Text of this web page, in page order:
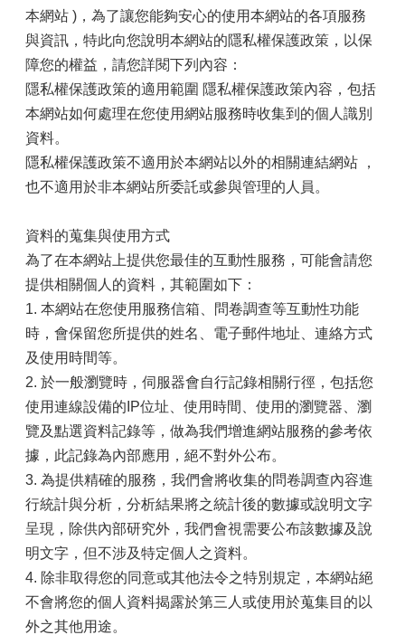
本網站 )，為了讓您能夠安心的使用本網站的各項服務
與資訊，特此向您說明本網站的隱私權保護政策，以保
障您的權益，請您詳閱下列內容：
隱私權保護政策的適用範圍 隱私權保護政策內容，包括
本網站如何處理在您使用網站服務時收集到的個人識別
資料。
隱私權保護政策不適用於本網站以外的相關連結網站 ，
也不適用於非本網站所委託或參與管理的人員。
資料的蒐集與使用方式
為了在本網站上提供您最佳的互動性服務，可能會請您
提供相關個人的資料，其範圍如下：
1. 本網站在您使用服務信箱、問卷調查等互動性功能
時，會保留您所提供的姓名、電子郵件地址、連絡方式
及使用時間等。
2. 於一般瀏覽時，伺服器會自行記錄相關行徑，包括您
使用連線設備的IP位址、使用時間、使用的瀏覽器、瀏
覽及點選資料記錄等，做為我們增進網站服務的參考依
據，此記錄為內部應用，絕不對外公布。
3. 為提供精確的服務，我們會將收集的問卷調查內容進
行統計與分析，分析結果將之統計後的數據或說明文字
呈現，除供內部研究外，我們會視需要公布該數據及說
明文字，但不涉及特定個人之資料。
4. 除非取得您的同意或其他法令之特別規定，本網站絕
不會將您的個人資料揭露於第三人或使用於蒐集目的以
外之其他用途。